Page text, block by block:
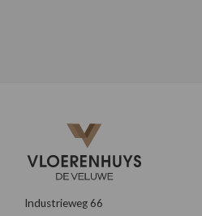
Industrieweg 66